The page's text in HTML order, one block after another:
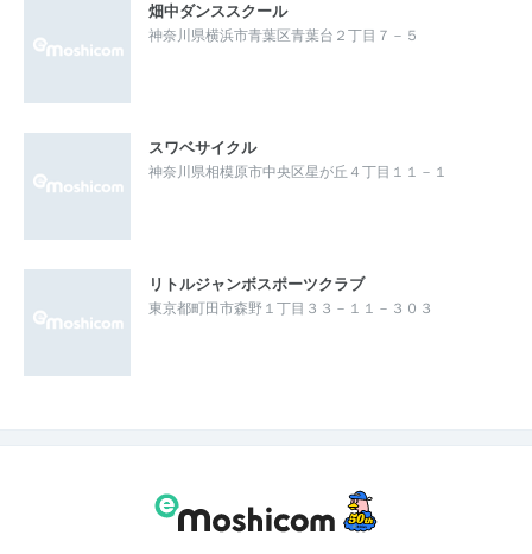
畑中ダンススクール
神奈川県横浜市青葉区青葉台２丁目７－５
スワベサイクル
神奈川県相模原市中央区星が丘４丁目１１－１
リトルジャンボスポーツクラブ
東京都町田市森野１丁目３３－１１－３０３